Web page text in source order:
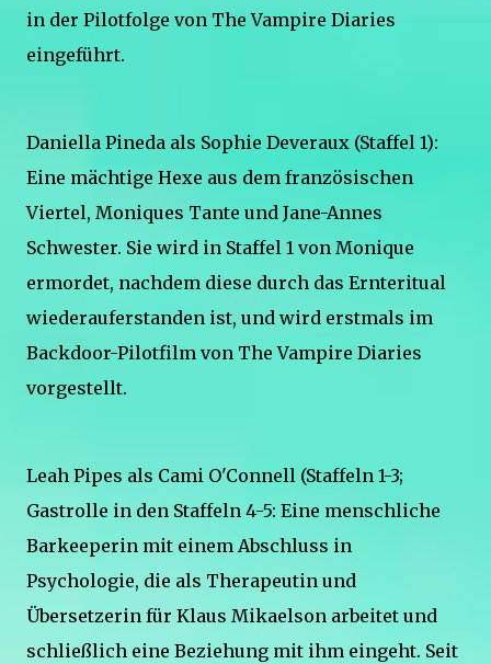
in der Pilotfolge von The Vampire Diaries
eingeführt.
Daniella Pineda als Sophie Deveraux (Staffel 1):
Eine mächtige Hexe aus dem französischen
Viertel, Moniques Tante und Jane-Annes
Schwester. Sie wird in Staffel 1 von Monique
ermordet, nachdem diese durch das Ernteritual
wiederauferstanden ist, und wird erstmals im
Backdoor-Pilotfilm von The Vampire Diaries
vorgestellt.
Leah Pipes als Cami O'Connell (Staffeln 1-3;
Gastrolle in den Staffeln 4-5: Eine menschliche
Barkeeperin mit einem Abschluss in
Psychologie, die als Therapeutin und
Übersetzerin für Klaus Mikaelson arbeitet und
schließlich eine Beziehung mit ihm eingeht. Seit